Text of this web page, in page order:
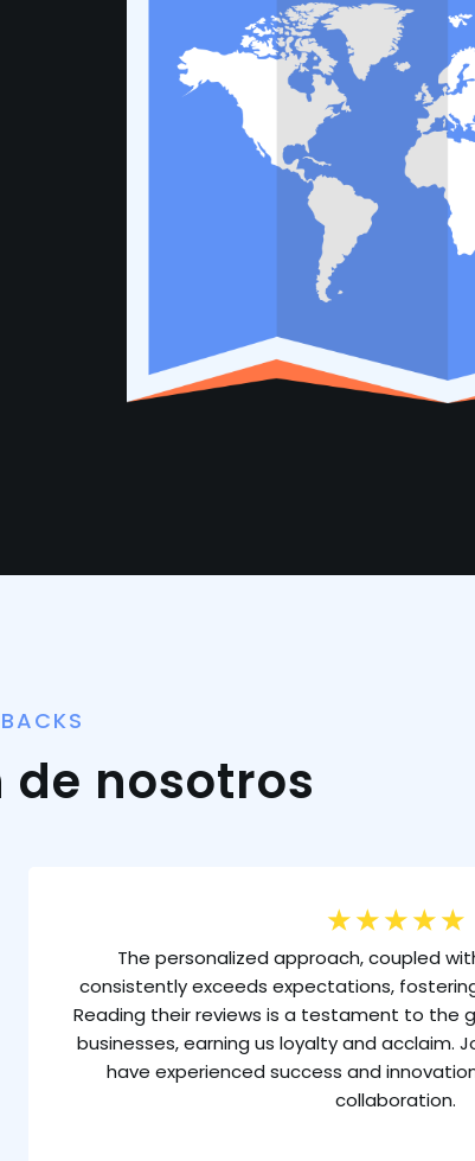
de nosotros
★ ★ ★ ★ ★
The personalized approach, coupled
consistently exceeds expectations,
Reading their reviews is a testament to the
businesses, earning us loyalty and acclaim.
have experienced success and
collaboration.